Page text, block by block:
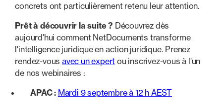
concrets ont particulièrement retenu leur attention.
Prêt à découvrir la suite ? Découvrez dès
aujourd'hui comment NetDocuments transforme
l'intelligence juridique en action juridique. Prenez
rendez-vous avec un expert ou inscrivez-vous à l'un
de nos webinaires :
APAC : Mardi 9 septembre à 12 h AEST